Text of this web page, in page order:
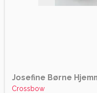
Josefine Børne
Crossbow